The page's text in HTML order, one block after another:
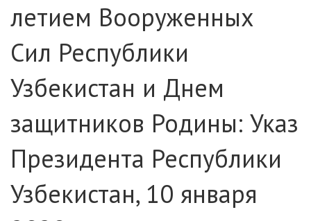
летием Вооруженных
Сил Республики
Узбекистан и Днем
защитников Родины: Указ
Президента Республики
Узбекистан, 10 января